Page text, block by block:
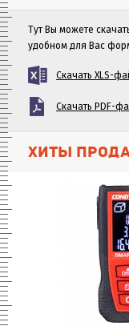
Тут Вы можете
удобном для Вас
Скачать XLS-
Скачать PDF-
ХИТЫ